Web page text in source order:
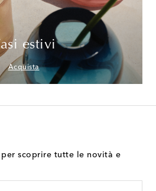
estivi
Acquista
scoprire tutte le novità e